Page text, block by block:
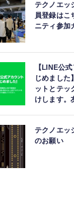
テクノエッ
員登録はこ
ニティ参加
【LINE公
じめました
ットとテッ
けします。
テクノエッ
のお願い